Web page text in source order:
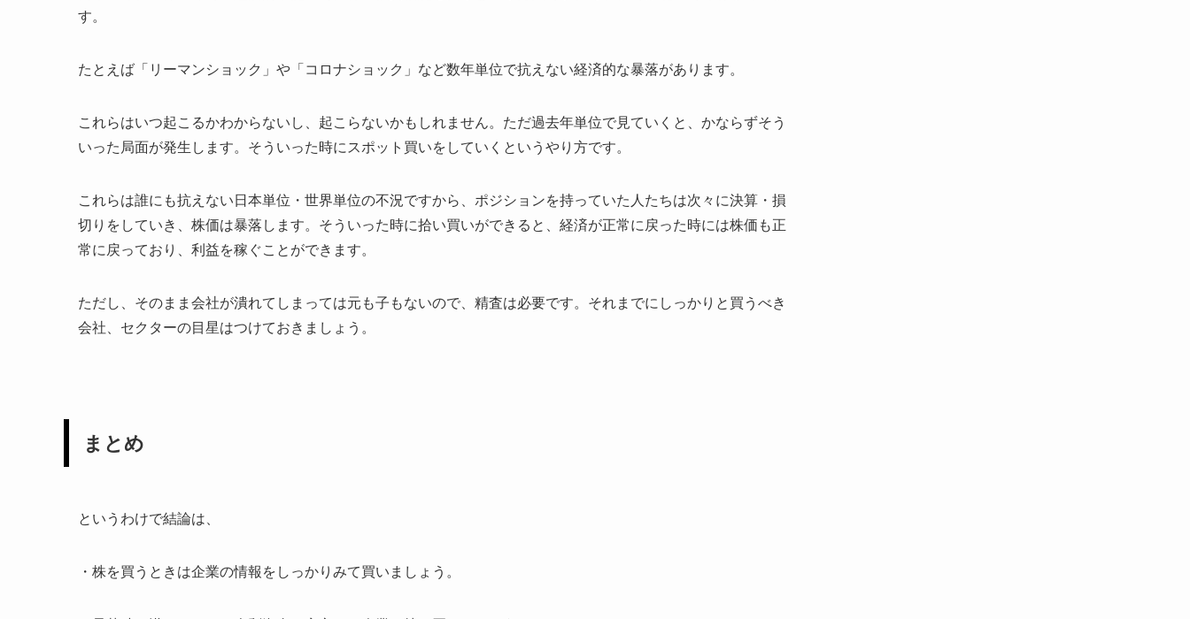
す。
たとえば「リーマンショック」や「コロナショック」など数年単位で抗えない経済的な暴落があります。
これらはいつ起こるかわからないし、起こらないかもしれません。ただ過去年単位で見ていくと、かならずそう
いった局面が発生します。そういった時にスポット買いをしていくというやり方です。
これらは誰にも抗えない日本単位・世界単位の不況ですから、ポジションを持っていた人たちは次々に決算・損
切りをしていき、株価は暴落します。そういった時に拾い買いができると、経済が正常に戻った時には株価も正
常に戻っており、利益を稼ぐことができます。
ただし、そのまま会社が潰れてしまっては元も子もないので、精査は必要です。それまでにしっかりと買うべき
会社、セクターの目星はつけておきましょう。
まとめ
というわけで結論は、
・株を買うときは企業の情報をしっかりみて買いましょう。